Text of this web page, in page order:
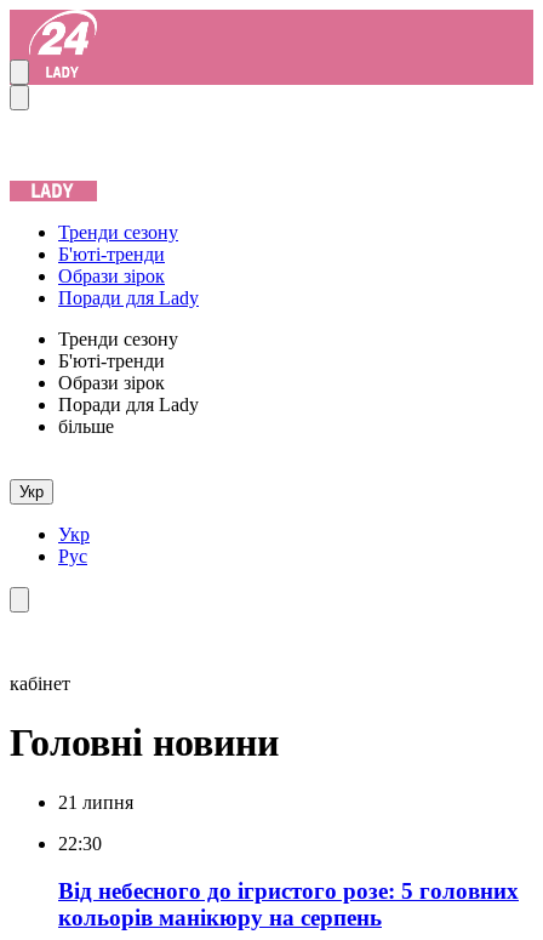
Тренди сезону
Б'юті-тренди
Образи зірок
Поради для Lady
Тренди сезону
Б'юті-тренди
Образи зірок
Поради для Lady
більше
Укр
Укр
Рус
кабінет
Головні новини
21 липня
22:30
Від небесного до ігристого розе: 5 головних
кольорів манікюру на серпень